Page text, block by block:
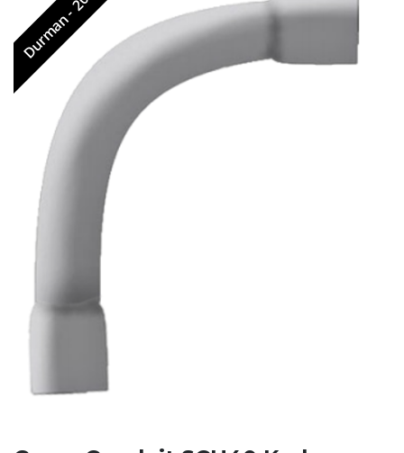
Durman - 20%